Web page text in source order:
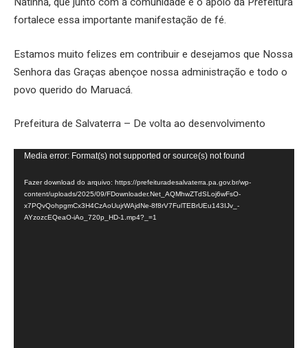
fortalece essa importante manifestação de fé.
Estamos muito felizes em contribuir e desejamos que Nossa
Senhora das Graças abençoe nossa administração e todo o
povo querido do Maruacá.
Prefeitura de Salvaterra – De volta ao desenvolvimento
Tocador
vídeo
Media error: Format(s) not supported or source(s) not found
Fazer download do arquivo: https://prefeituradesalvaterra.pa.gov.br/wp-
content/uploads/2025/09/FDownloader.Net_AQMhwZTdSLoj6wFsO-
x7PQvQohpgmCx3H4CzAoUujrWAjdNe-8f8rV7FulTEBrUEu143IJv_-
AYzozcEQeaO-iAo_720p_HD-1.mp4?_=1